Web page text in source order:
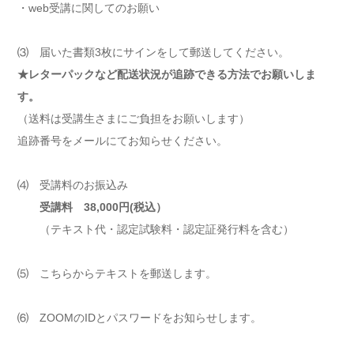
・web受講に関してのお願い
⑶ 届いた書類3枚にサインをして郵送してください。
★レターパックなど配送状況が追跡できる方法でお願いしま
す。
（送料は受講生さまにご負担をお願いします）
追跡番号をメールにてお知らせください。
⑷ 受講料のお振込み
受講料 38,000円(税込）
（テキスト代・認定試験料・認定証発行料を含む）
⑸ こちらからテキストを郵送します。
⑹ ZOOMのIDとパスワードをお知らせします。